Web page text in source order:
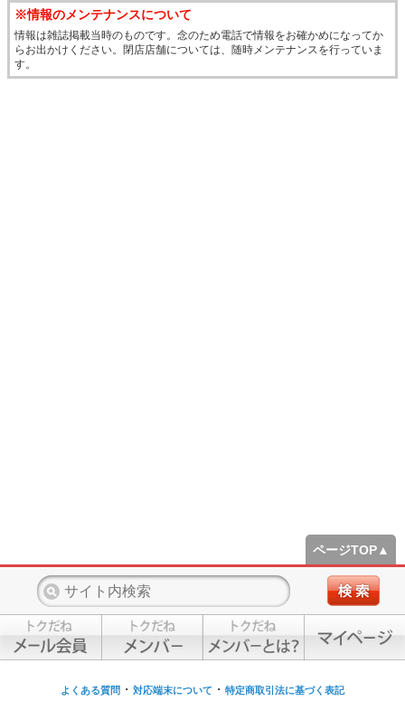
※情報のメンテナンスについて
情報は雑誌掲載当時のものです。念のため電話で情報をお確かめになってか
らお出かけください。閉店店舗については、随時メンテナンスを行っていま
す。
ページTOP▲
よくある質問 ・ 対応端末について ・ 特定商取引法に基づく表記